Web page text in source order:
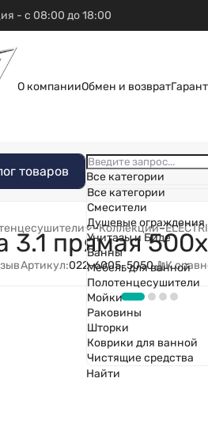
- с 08:00 до 18:00
О компанииОбмен и возврат
товаров
Все категории
Все категории
Смесители
Душевые ограждения
Унитазы и Биде
Ванны
Мебель для ванной
Полотенцесушители
Мойки
Раковины
Шторки
Коврики для ванной
Чистящие средства
Найти
–Коллекции–
3.1 прямая
Артикул:022-6005-5050 К